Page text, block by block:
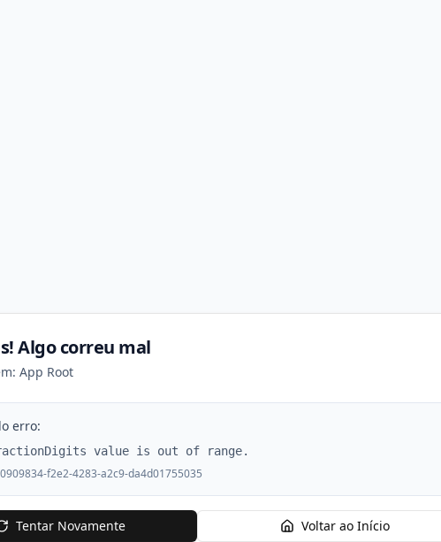
Algo correu mal
App Root
erro:
value is out of range.
f2e2-4283-a2c9-da4d01755035
Tentar Novamente Voltar ao Início